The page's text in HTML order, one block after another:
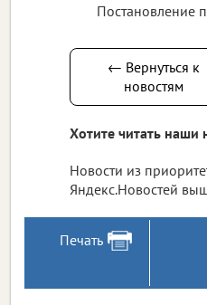
Постановление
← Вернуться к
новостям
Хотите читать наши
Новости из
Яндекс.Новостей
Печать